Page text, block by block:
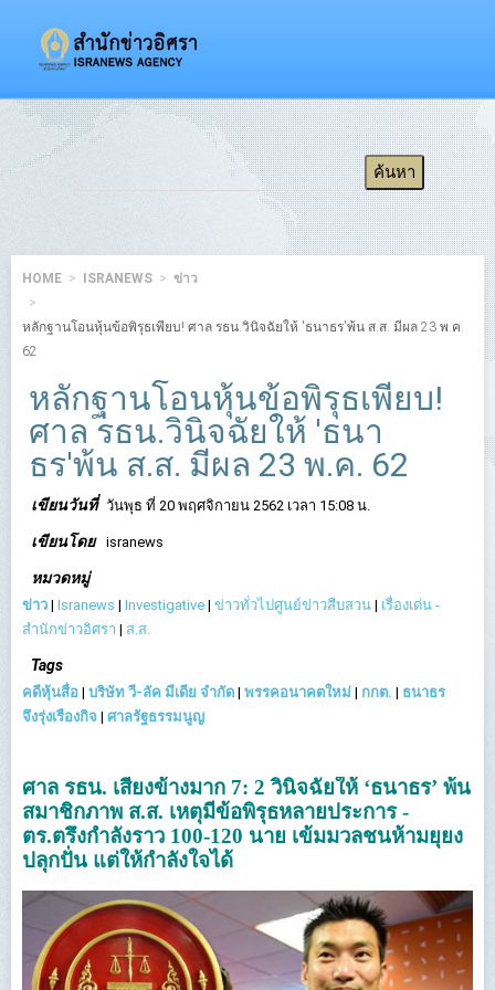
HOME ISRANEWS ข่าว
หลักฐานโอนหุ้นข้อพิรุธเพียบ! ศาล รธน.วินิจฉัยให้ 'ธนาธร'พ้น ส.ส. มีผล 23 พ.ค.
62
หลักฐานโอนหุ้นข้อพิรุธเพียบ!
ศาล รธน.วินิจฉัยให้ 'ธนา
ธร'พ้น ส.ส. มีผล 23 พ.ค. 62
เขียนวันที่ วันพุธ ที่ 20 พฤศจิกายน 2562 เวลา 15:08 น.
เขียนโดย isranews
หมวดหมู่
ข่าว | Isranews | Investigative | ข่าวทั่วไปศูนย์ข่าวสืบสวน | เรื่องเด่น -
สำนักข่าวอิศรา | ส.ส.
Tags
คดีหุ้นสื่อ | บริษัท วี-ลัค มีเดีย จำกัด | พรรคอนาคตใหม่ | กกต. | ธนาธร
จึงรุ่งเรืองกิจ | ศาลรัฐธรรมนูญ
ศาล รธน. เสียงข้างมาก 7: 2 วินิจฉัยให้ ‘ธนาธร’ พ้น
สมาชิกภาพ ส.ส. เหตุมีข้อพิรุธหลายประการ -
ตร.ตรึงกำลังราว 100-120 นาย เข้มมวลชนห้ามยุยง
ปลุกปั่น แต่ให้กำลังใจได้